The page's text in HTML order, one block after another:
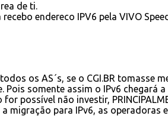
de ti.
endereco IPV6 pela VIVO
os AS´s, se o CGI.BR tomasse
Pois somente assim o IPv6 chegará
possível não investir,
a migração para IPv6, as